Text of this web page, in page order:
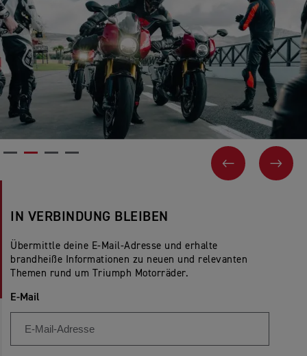
VORHERIGES
IN VERBINDUNG BLEIBEN
Übermittle deine E-Mail-Adresse und erhalte
brandheiße Informationen zu neuen und relevanten
Themen rund um Triumph Motorräder.
E-Mail